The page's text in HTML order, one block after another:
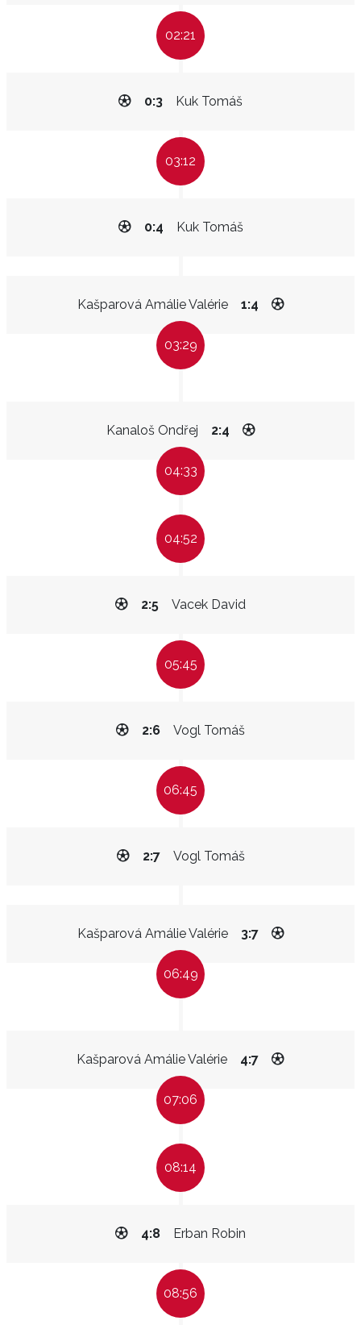
02:21
Kuk Tomáš
0:3
03:12
Kuk Tomáš
0:4
Kašparová Amálie Valérie 1:4
03:29
Kanaloš Ondřej 2:4
04:33
04:52
Vacek David
2:5
05:45
Vogl Tomáš
2:6
06:45
Vogl Tomáš
2:7
Kašparová Amálie Valérie 3:7
06:49
Kašparová Amálie Valérie 4:7
07:06
08:14
Erban Robin
4:8
08:56